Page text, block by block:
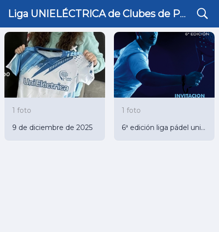
Liga UNIELÉCTRICA de Clubes de Pádel de Córdoba search
Galería
1 foto
9 de diciembre de 2025
1 foto
6ª edición liga pádel unielectrica